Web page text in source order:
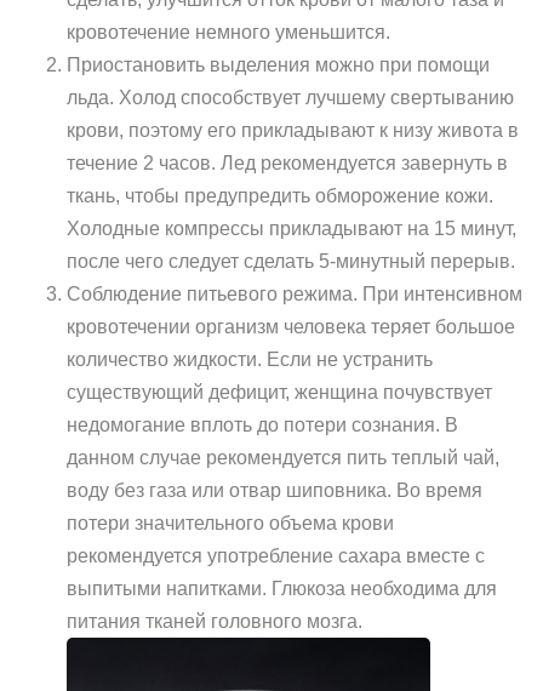
кровотечение немного уменьшится.
Приостановить выделения можно при помощи
льда. Холод способствует лучшему свертыванию
крови, поэтому его прикладывают к низу живота в
течение 2 часов. Лед рекомендуется завернуть в
ткань, чтобы предупредить обморожение кожи.
Холодные компрессы прикладывают на 15 минут,
после чего следует сделать 5-минутный перерыв.
Соблюдение питьевого режима. При интенсивном
кровотечении организм человека теряет большое
количество жидкости. Если не устранить
существующий дефицит, женщина почувствует
недомогание вплоть до потери сознания. В
данном случае рекомендуется пить теплый чай,
воду без газа или отвар шиповника. Во время
потери значительного объема крови
рекомендуется употребление сахара вместе с
выпитыми напитками. Глюкоза необходима для
питания тканей головного мозга.